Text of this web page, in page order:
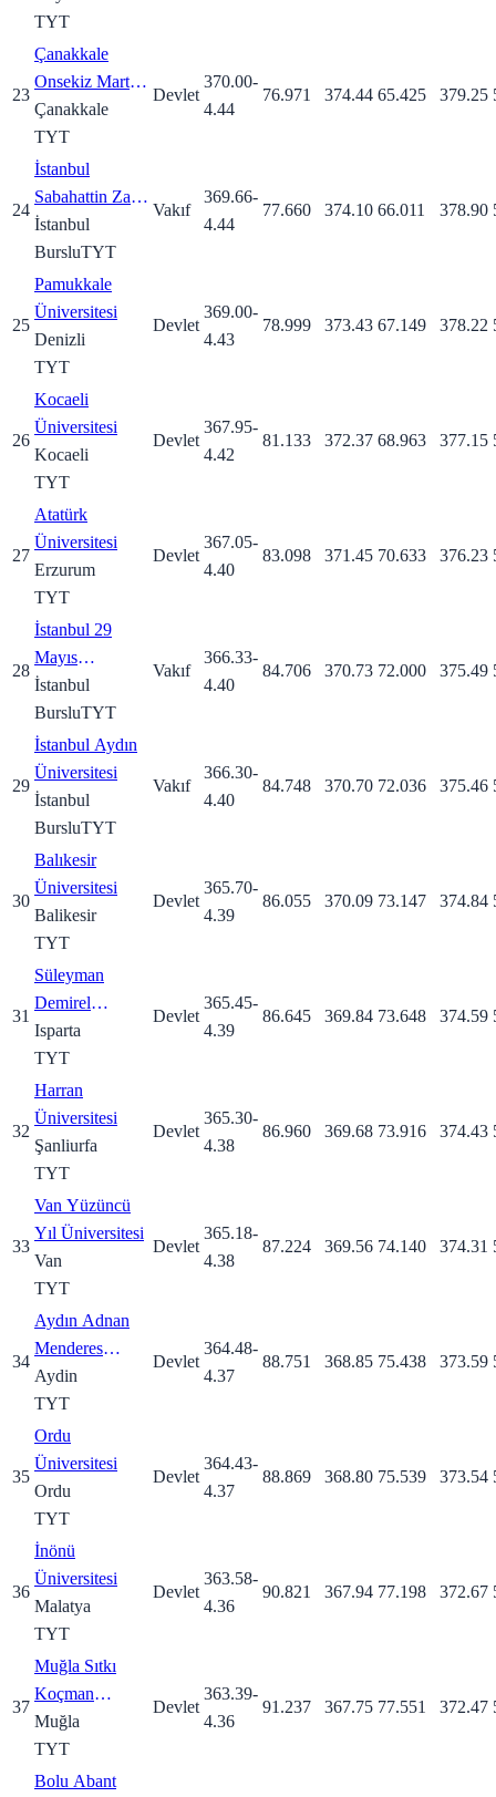
TYT
23
Çanakkale
Onsekiz Mart
Üniversitesi
Çanakkale
TYT
Devlet
370.00-
4.44
76.971 374.44 65.425 379.25
24
İstanbul
Sabahattin Zaim
Üniversitesi
İstanbul
BursluTYT
Vakıf
369.66-
4.44
77.660 374.10 66.011 378.90
25
Pamukkale
Üniversitesi
Denizli
TYT
Devlet
369.00-
4.43
78.999 373.43 67.149 378.22
26
Kocaeli
Üniversitesi
Kocaeli
TYT
Devlet
367.95-
4.42
81.133 372.37 68.963 377.15
27
Atatürk
Üniversitesi
Erzurum
TYT
Devlet
367.05-
4.40
83.098 371.45 70.633 376.23
28
İstanbul 29
Mayıs
Üniversitesi
İstanbul
BursluTYT
Vakıf
366.33-
4.40
84.706 370.73 72.000 375.49
29
İstanbul Aydın
Üniversitesi
İstanbul
BursluTYT
Vakıf
366.30-
4.40
84.748 370.70 72.036 375.46
30
Balıkesir
Üniversitesi
Balikesir
TYT
Devlet
365.70-
4.39
86.055 370.09 73.147 374.84
31
Süleyman
Demirel
Üniversitesi
Isparta
TYT
Devlet
365.45-
4.39
86.645 369.84 73.648 374.59
32
Harran
Üniversitesi
Şanliurfa
TYT
Devlet
365.30-
4.38
86.960 369.68 73.916 374.43
33
Van Yüzüncü
Yıl Üniversitesi
Van
TYT
Devlet
365.18-
4.38
87.224 369.56 74.140 374.31
34
Aydın Adnan
Menderes
Üniversitesi
Aydin
TYT
Devlet
364.48-
4.37
88.751 368.85 75.438 373.59
35
Ordu
Üniversitesi
Ordu
TYT
Devlet
364.43-
4.37
88.869 368.80 75.539 373.54
36
İnönü
Üniversitesi
Malatya
TYT
Devlet
363.58-
4.36
90.821 367.94 77.198 372.67
37
Muğla Sıtkı
Koçman
Üniversitesi
Muğla
TYT
Devlet
363.39-
4.36
91.237 367.75 77.551 372.47
Bolu Abant